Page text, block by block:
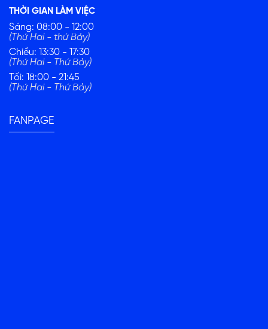
THỜI GIAN LÀM VIỆC
Sáng: 08:00 - 12:00
(Thứ Hai - thứ Bảy)
Chiều: 13:30 - 17:30
(Thứ Hai - Thứ Bảy)
Tối: 18:00 - 21:45
(Thứ Hai - Thứ Bảy)
FANPAGE